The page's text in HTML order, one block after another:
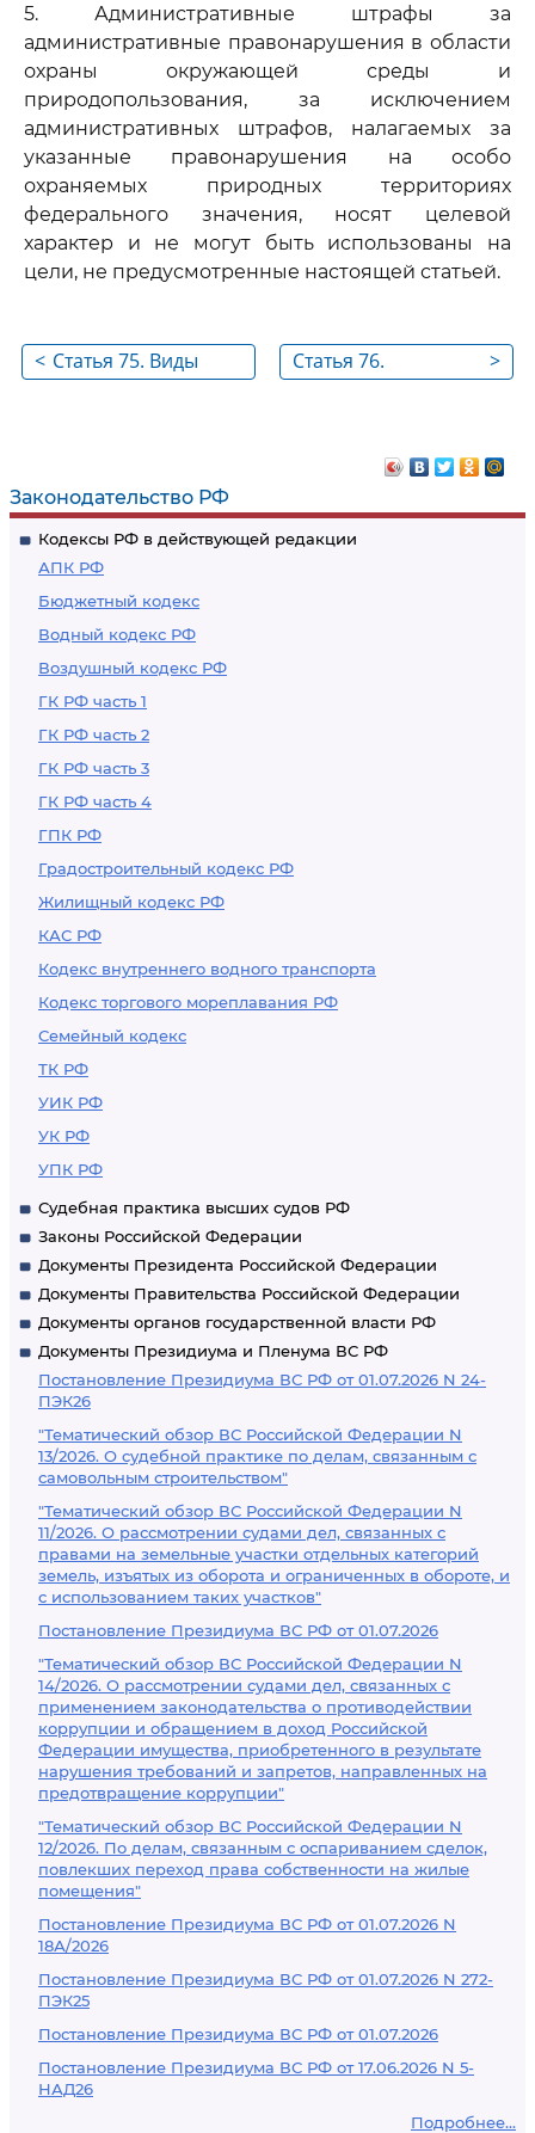
Законодательство РФ
Кодексы РФ в действующей редакции
АПК РФ
Бюджетный кодекс
Водный кодекс РФ
Воздушный кодекс РФ
ГК РФ часть 1
ГК РФ часть 2
ГК РФ часть 3
ГК РФ часть 4
ГПК РФ
Градостроительный кодекс РФ
Жилищный кодекс РФ
КАС РФ
Кодекс внутреннего водного транспорта
Кодекс торгового мореплавания РФ
Семейный кодекс
ТК РФ
УИК РФ
УК РФ
УПК РФ
Судебная практика высших судов РФ
Законы Российской Федерации
Документы Президента Российской Федерации
Документы Правительства Российской Федерации
Документы органов государственной власти РФ
Документы Президиума и Пленума ВС РФ
Постановление Президиума ВС РФ от 01.07.2026 N 24-
ПЭК26
"Тематический обзор ВС Российской Федерации N
13/2026. О судебной практике по делам, связанным с
самовольным строительством"
"Тематический обзор ВС Российской Федерации N
11/2026. О рассмотрении судами дел, связанных с
правами на земельные участки отдельных категорий
земель, изъятых из оборота и ограниченных в обороте, и
с использованием таких участков"
Постановление Президиума ВС РФ от 01.07.2026
"Тематический обзор ВС Российской Федерации N
14/2026. О рассмотрении судами дел, связанных с
применением законодательства о противодействии
коррупции и обращением в доход Российской
Федерации имущества, приобретенного в результате
нарушения требований и запретов, направленных на
предотвращение коррупции"
"Тематический обзор ВС Российской Федерации N
12/2026. По делам, связанным с оспариванием сделок,
повлекших переход права собственности на жилые
помещения"
Постановление Президиума ВС РФ от 01.07.2026 N
18А/2026
Постановление Президиума ВС РФ от 01.07.2026 N 272-
ПЭК25
Постановление Президиума ВС РФ от 01.07.2026
Постановление Президиума ВС РФ от 17.06.2026 N 5-
НАД26
Подробнее...
5. Административные штрафы за
административные правонарушения в области
охраны окружающей среды и
природопользования, за исключением
административных штрафов, налагаемых за
указанные правонарушения на особо
охраняемых природных территориях
федерального значения, носят целевой
характер и не могут быть использованы на
цели, не предусмотренные настоящей статьей.
< Статья 75. Виды
области охраны
окружающей среды
>
Статья 76.
окружающей среды